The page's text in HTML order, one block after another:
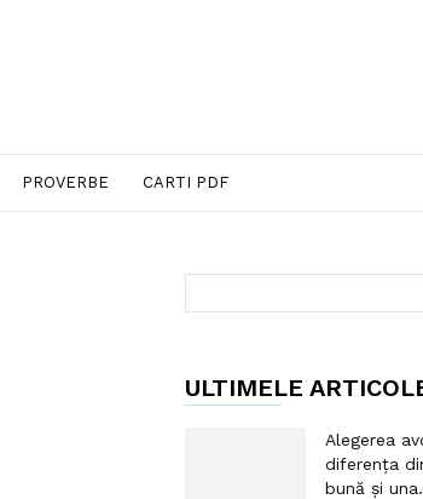
PROVERBE CARTI PDF
ULTIMELE
Alegerea
diferența
bună și